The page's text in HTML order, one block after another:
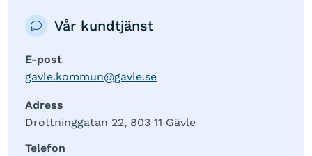
Vår kundtjänst
E-post
gavle.kommun@gavle.se
Adress
Drottninggatan 22, 803 11 Gävle
Telefon